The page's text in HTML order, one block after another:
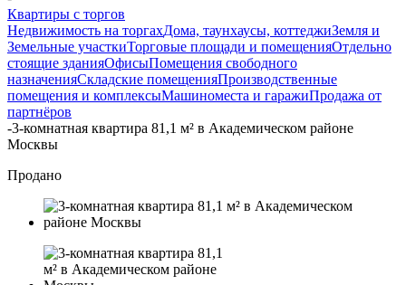
Квартиры с торгов
Недвижимость на торгахДома, таунхаусы, коттеджиЗемля и
Земельные участкиТорговые площади и помещенияОтдельно
стоящие зданияОфисыПомещения свободного
назначенияСкладские помещенияПроизводственные
помещения и комплексыМашиноместа и гаражиПродажа от
партнёров
-3-комнатная квартира 81,1 м² в Академическом районе
Москвы
Продано